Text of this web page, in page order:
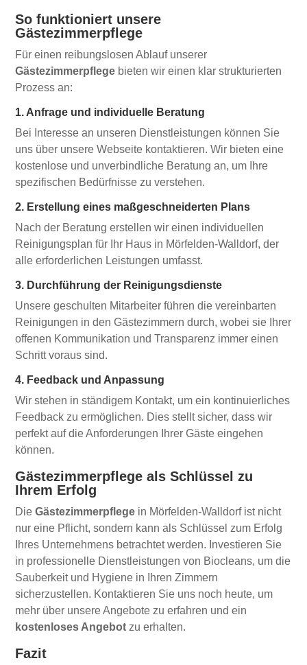
So funktioniert unsere
Gästezimmerpflege
Für einen reibungslosen Ablauf unserer
Gästezimmerpflege bieten wir einen klar strukturierten
Prozess an:
1. Anfrage und individuelle Beratung
Bei Interesse an unseren Dienstleistungen können Sie
uns über unsere Webseite kontaktieren. Wir bieten eine
kostenlose und unverbindliche Beratung an, um Ihre
spezifischen Bedürfnisse zu verstehen.
2. Erstellung eines maßgeschneiderten Plans
Nach der Beratung erstellen wir einen individuellen
Reinigungsplan für Ihr Haus in Mörfelden-Walldorf, der
alle erforderlichen Leistungen umfasst.
3. Durchführung der Reinigungsdienste
Unsere geschulten Mitarbeiter führen die vereinbarten
Reinigungen in den Gästezimmern durch, wobei sie Ihrer
offenen Kommunikation und Transparenz immer einen
Schritt voraus sind.
4. Feedback und Anpassung
Wir stehen in ständigem Kontakt, um ein kontinuierliches
Feedback zu ermöglichen. Dies stellt sicher, dass wir
perfekt auf die Anforderungen Ihrer Gäste eingehen
können.
Gästezimmerpflege als Schlüssel zu
Ihrem Erfolg
DieGästezimmerpflege in Mörfelden-Walldorf ist nicht
nur eine Pflicht, sondern kann als Schlüssel zum Erfolg
Ihres Unternehmens betrachtet werden. Investieren Sie
in professionelle Dienstleistungen von Biocleans, um die
Sauberkeit und Hygiene in Ihren Zimmern
sicherzustellen. Kontaktieren Sie uns noch heute, um
mehr über unsere Angebote zu erfahren und ein
kostenloses Angebot zu erhalten.
Fazit